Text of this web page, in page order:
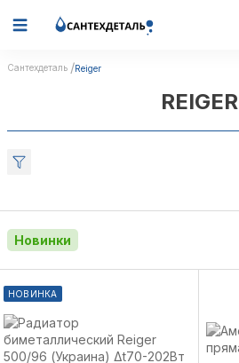
Сантехдеталь Reiger
REIGER
Новинки
НОВИНКА